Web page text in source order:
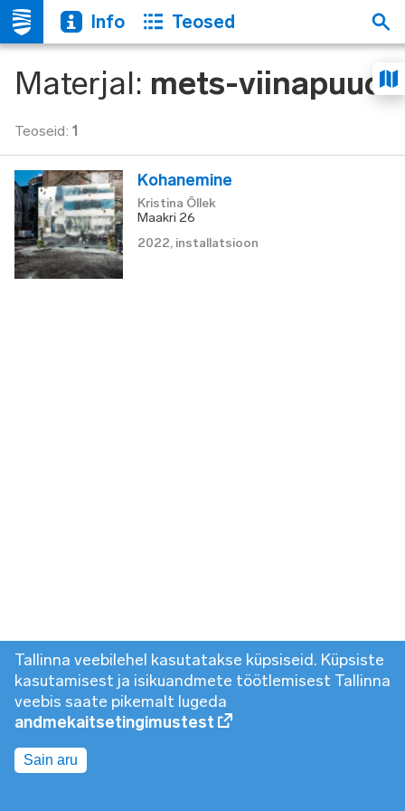
Info Teosed
Materjal: mets-viinapuud
Teoseid: 1
Kohanemine
Kristina Õllek
Maakri 26
2022, installatsioon
Tallinna veebilehel kasutatakse küpsiseid. Küpsiste
kasutamisest ja isikuandmete töötlemisest Tallinna
veebis saate pikemalt lugeda
andmekaitsetingimustest
Sain aru